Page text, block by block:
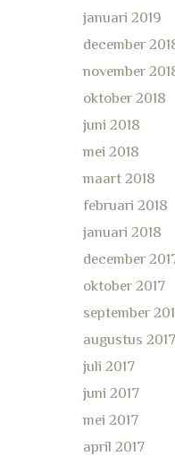
januari 2019
december
november
oktober 2018
juni 2018
mei 2018
maart 2018
februari 2018
januari 2018
december
oktober 2017
september
augustus 2017
juli 2017
juni 2017
mei 2017
april 2017